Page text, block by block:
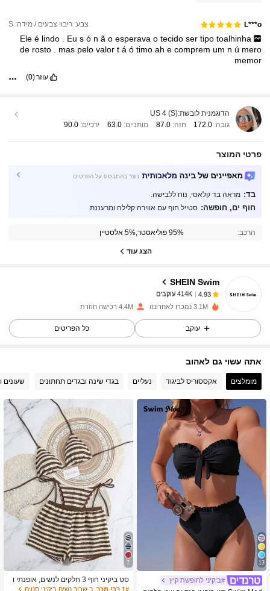
L***o צבע: ריבוי צבעים / מידה: S
Eleé lindo Eusó nãoesperavaotecidosertipotoalhinha
de rosto mas pelo valor t á ó timo ah e comprem um n ú mero
memor
עוזר(0)
הדוגמנית לובשת:US 4 (S)
גובה: 172.0 חזה:87.0 מותניים: 63.0 ירכיים: 90.0
פרטי המוצר
מאפיינים של בינה מלאכותית נוצר בהתבסס על הפרטים
בד: מראה בד קלאסי, נוח ללבישה.
חוף ים, חופשה: סטייל חוף עם אווירה קלילה ומרעננת.
הרכב: 95% פוליאסטר,5% אלסטיין
הצג עוד
SHEIN Swim
4.93 414K עוקבים
4.93
414K עוקבים
n***1 שילם לפני 23 שעות
4.93 414K עוקבים
4.93 414K עוקבים
414K עוקבים
4.93 414K עוקבים
4.93 414K עוקבים
414K עוקבים
4.93
3.1M נמכרו לאחרונה 4.4M רכישה חוזרת
עוקב כל הפריטים
אתה עשוי גם לאהוב
מומלצים אקססוריס לביגוד נעליים בגדי שינה ובגדים תחתונים שעונים
13
#ביקיני לחופשת קיץ
7
סט ביקיני חוף 3 חלקים לנשים, אופנתי ו
סקסי, כולל מכנסי חוף, בגד רחצה לחופש
1# רבי מכר
ב שרוך נשים ביקיני סטים